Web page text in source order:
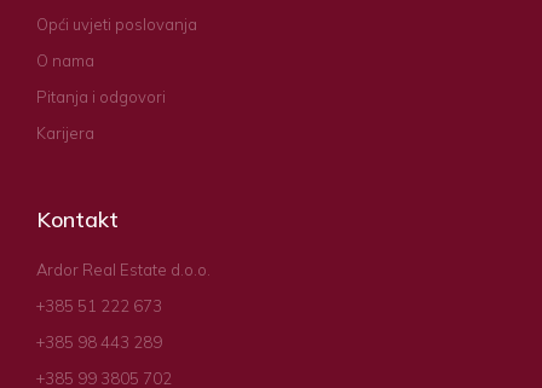
Opći uvjeti poslovanja
O nama
Pitanja i odgovori
Karijera
Kontakt
Ardor Real Estate d.o.o.
+385 51 222 673
+385 98 443 289
+385 99 3805 702